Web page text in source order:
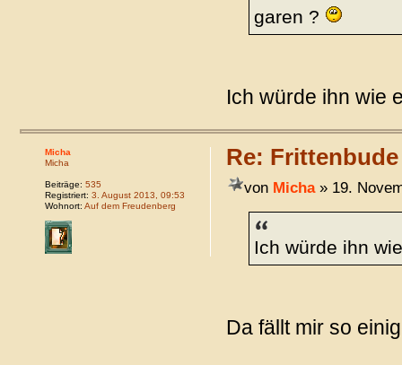
garen ?
Ich würde ihn wie
Re:
von Micha» 19.
Ich würde ihn
Da fällt mir so
Micha
Micha
Beiträge: 535
Registriert: 3. August 2013, 09:53
Wohnort: Auf dem Freudenberg